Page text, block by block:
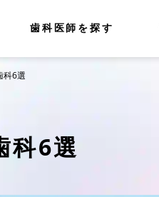
歯科医師を探す
科6選
科6選